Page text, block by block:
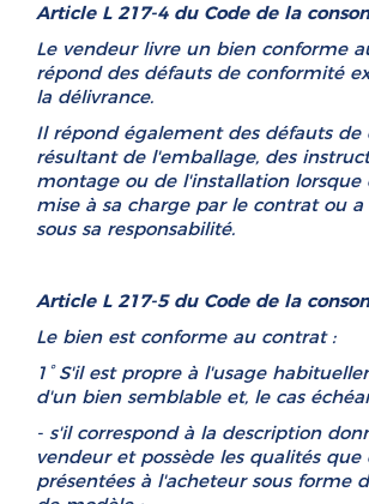
Article L 217-4 du Code de la
Le vendeur livre un bien conforme
répond des défauts de conformité
la délivrance.
Il répond également des défauts de
résultant de l'emballage, des
montage ou de l'installation lorsque
mise à sa charge par le contrat ou a
sous sa responsabilité.
Article L 217-5 du Code de la
Le bien est conforme au contrat :
1° S'il est propre à l'usage
d'un bien semblable et, le cas
- s'il correspond à la description
vendeur et possède les qualités que
présentées à l'acheteur sous forme